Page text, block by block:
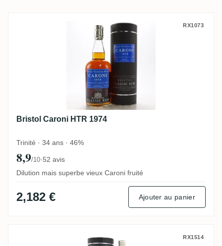
Bristol Caroni HTR 1974 RX1073
Bristol Caroni HTR 1974
Trinité · 34 ans · 46%
8,9/10·52 avis
Dilution mais superbe vieux Caroni fruité
2,182 € Ajouter au panier
Bristol Caroni HTR 1997 RX1514